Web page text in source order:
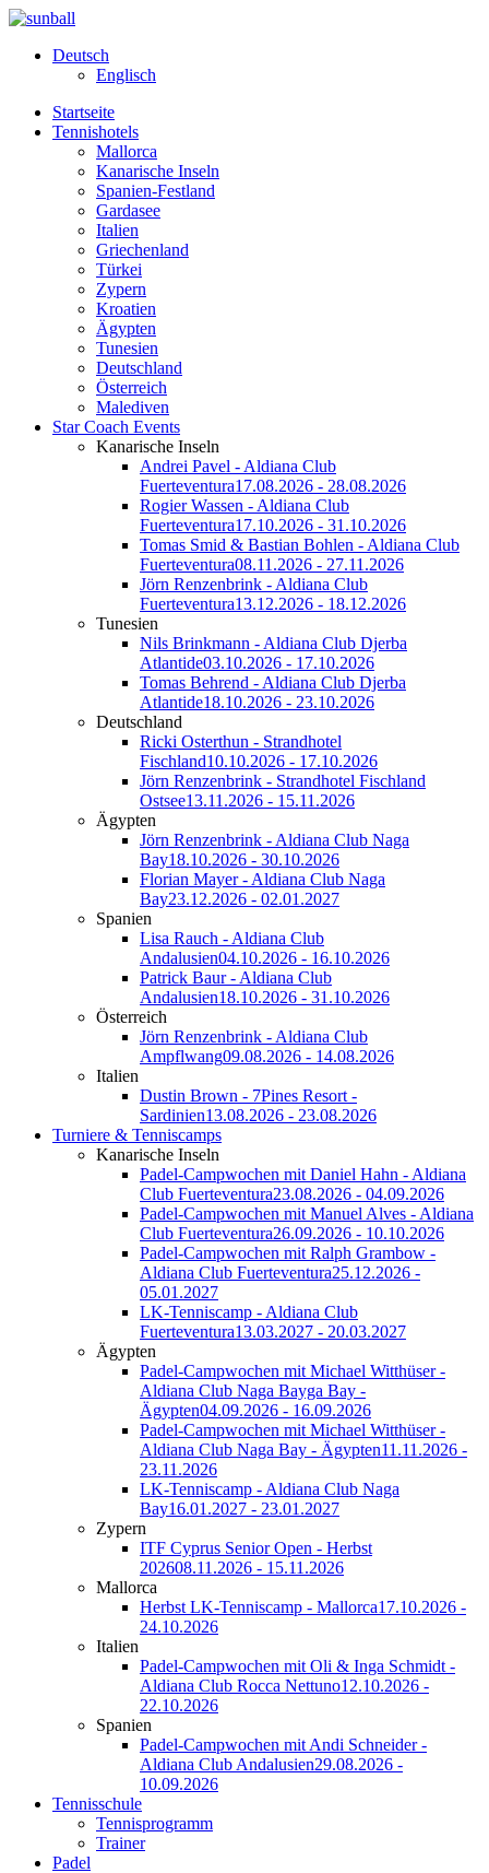
Deutsch
Englisch
Startseite
Tennishotels
Mallorca
Kanarische Inseln
Spanien-Festland
Gardasee
Italien
Griechenland
Türkei
Zypern
Kroatien
Ägypten
Tunesien
Deutschland
Österreich
Malediven
Star Coach Events
Kanarische Inseln
Andrei Pavel - Aldiana Club
Fuerteventura17.08.2026 - 28.08.2026
Rogier Wassen - Aldiana Club
Fuerteventura17.10.2026 - 31.10.2026
Tomas Smid & Bastian Bohlen - Aldiana Club
Fuerteventura08.11.2026 - 27.11.2026
Jörn Renzenbrink - Aldiana Club
Fuerteventura13.12.2026 - 18.12.2026
Tunesien
Nils Brinkmann - Aldiana Club Djerba
Atlantide03.10.2026 - 17.10.2026
Tomas Behrend - Aldiana Club Djerba
Atlantide18.10.2026 - 23.10.2026
Deutschland
Ricki Osterthun - Strandhotel
Fischland10.10.2026 - 17.10.2026
Jörn Renzenbrink - Strandhotel Fischland
Ostsee13.11.2026 - 15.11.2026
Ägypten
Jörn Renzenbrink - Aldiana Club Naga
Bay18.10.2026 - 30.10.2026
Florian Mayer - Aldiana Club Naga
Bay23.12.2026 - 02.01.2027
Spanien
Lisa Rauch - Aldiana Club
Andalusien04.10.2026 - 16.10.2026
Patrick Baur - Aldiana Club
Andalusien18.10.2026 - 31.10.2026
Österreich
Jörn Renzenbrink - Aldiana Club
Ampflwang09.08.2026 - 14.08.2026
Italien
Dustin Brown - 7Pines Resort -
Sardinien13.08.2026 - 23.08.2026
Turniere & Tenniscamps
Kanarische Inseln
Padel-Campwochen mit Daniel Hahn - Aldiana
Club Fuerteventura23.08.2026 - 04.09.2026
Padel-Campwochen mit Manuel Alves - Aldiana
Club Fuerteventura26.09.2026 - 10.10.2026
Padel-Campwochen mit Ralph Grambow -
Aldiana Club Fuerteventura25.12.2026 -
05.01.2027
LK-Tenniscamp - Aldiana Club
Fuerteventura13.03.2027 - 20.03.2027
Ägypten
Padel-Campwochen mit Michael Witthüser -
Aldiana Club Naga Bayga Bay -
Ägypten04.09.2026 - 16.09.2026
Padel-Campwochen mit Michael Witthüser -
Aldiana Club Naga Bay - Ägypten11.11.2026 -
23.11.2026
LK-Tenniscamp - Aldiana Club Naga
Bay16.01.2027 - 23.01.2027
Zypern
ITF Cyprus Senior Open - Herbst
202608.11.2026 - 15.11.2026
Mallorca
Herbst LK-Tenniscamp - Mallorca17.10.2026 -
24.10.2026
Italien
Padel-Campwochen mit Oli & Inga Schmidt -
Aldiana Club Rocca Nettuno12.10.2026 -
22.10.2026
Spanien
Padel-Campwochen mit Andi Schneider -
Aldiana Club Andalusien29.08.2026 -
10.09.2026
Tennisschule
Tennisprogramm
Trainer
Padel